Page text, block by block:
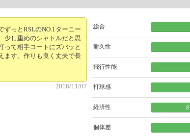
ずっとRSLのNO.1ターニー
少し重めのシャトルだと思
って相手コートにズバッと
ます。作りも良く丈夫で長
2018/11/07
総合
耐久性
飛行性能
打球感
経済性 8
個体差